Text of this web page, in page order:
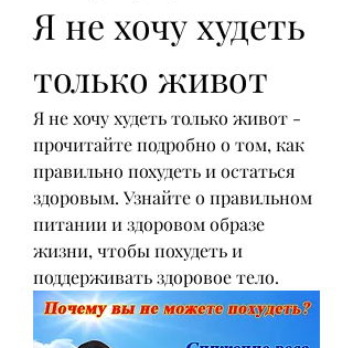
Я не хочу худеть
только живот
Я не хочу худеть только живот -
прочитайте подробно о том, как
правильно похудеть и остаться
здоровым. Узнайте о правильном
питании и здоровом образе
жизни, чтобы похудеть и
поддерживать здоровое тело.